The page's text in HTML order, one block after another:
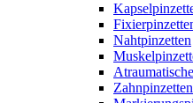
Nahtpinzetten
Zahnpinzetten